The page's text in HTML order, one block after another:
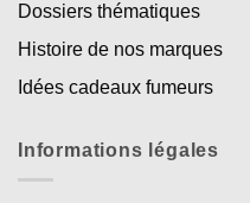
Dossiers thématiques
Histoire de nos marques
Idées cadeaux fumeurs
Informations légales